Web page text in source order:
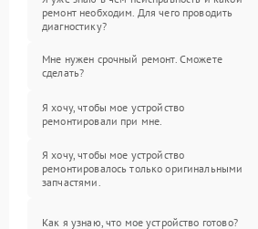
ремонт необходим. Для чего проводить
диагностику?
Мне нужен срочный ремонт. Сможете
сделать?
Я хочу, чтобы мое устройство
ремонтировали при мне.
Я хочу, чтобы мое устройство
ремонтировалось только оригинальными
запчастями.
Как я узнаю, что мое устройство готово?